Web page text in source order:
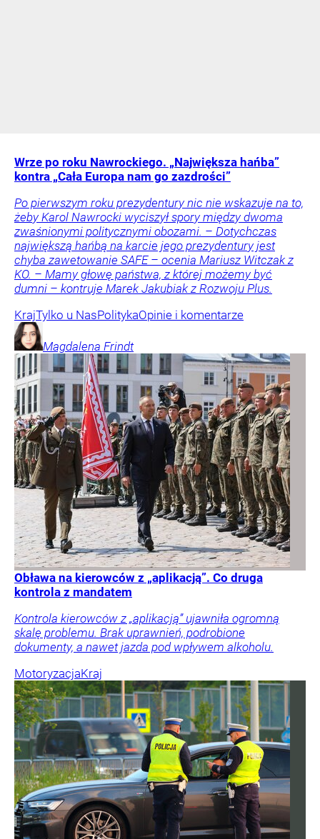
Wrze po roku Nawrockiego. „Największa hańba”
kontra „Cała Europa nam go zazdrości”
Po pierwszym roku prezydentury nic nie wskazuje na to,
żeby Karol Nawrocki wyciszył spory między dwoma
zwaśnionymi politycznymi obozami. – Dotychczas
największą hańbą na karcie jego prezydentury jest
chyba zawetowanie SAFE – ocenia Mariusz Witczak z
KO. – Mamy głowę państwa, z której możemy być
dumni – kontruje Marek Jakubiak z Rozwoju Plus.
KrajTylko u NasPolitykaOpinie i komentarze
Magdalena Frindt
Obława na kierowców z „aplikacją”. Co druga
kontrola z mandatem
Kontrola kierowców z „aplikacją” ujawniła ogromną
skalę problemu. Brak uprawnień, podrobione
dokumenty, a nawet jazda pod wpływem alkoholu.
MotoryzacjaKraj